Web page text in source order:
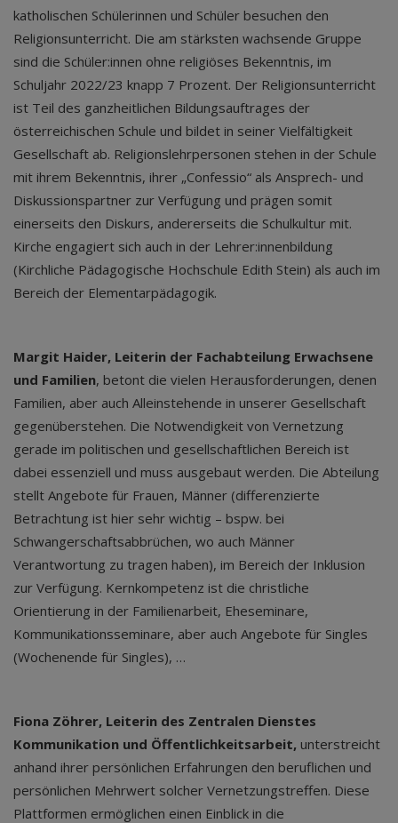
katholischen Schülerinnen und Schüler besuchen den
Religionsunterricht. Die am stärksten wachsende Gruppe
sind die Schüler:innen ohne religiöses Bekenntnis, im
Schuljahr 2022/23 knapp 7 Prozent. Der Religionsunterricht
ist Teil des ganzheitlichen Bildungsauftrages der
österreichischen Schule und bildet in seiner Vielfältigkeit
Gesellschaft ab. Religionslehrpersonen stehen in der Schule
mit ihrem Bekenntnis, ihrer „Confessio“ als Ansprech- und
Diskussionspartner zur Verfügung und prägen somit
einerseits den Diskurs, andererseits die Schulkultur mit.
Kirche engagiert sich auch in der Lehrer:innenbildung
(Kirchliche Pädagogische Hochschule Edith Stein) als auch im
Bereich der Elementarpädagogik.
Margit Haider, Leiterin der Fachabteilung Erwachsene
und Familien, betont die vielen Herausforderungen, denen
Familien, aber auch Alleinstehende in unserer Gesellschaft
gegenüberstehen. Die Notwendigkeit von Vernetzung
gerade im politischen und gesellschaftlichen Bereich ist
dabei essenziell und muss ausgebaut werden. Die Abteilung
stellt Angebote für Frauen, Männer (differenzierte
Betrachtung ist hier sehr wichtig – bspw. bei
Schwangerschaftsabbrüchen, wo auch Männer
Verantwortung zu tragen haben), im Bereich der Inklusion
zur Verfügung. Kernkompetenz ist die christliche
Orientierung in der Familienarbeit, Eheseminare,
Kommunikationsseminare, aber auch Angebote für Singles
(Wochenende für Singles), …
Fiona Zöhrer, Leiterin des Zentralen Dienstes
Kommunikation und Öffentlichkeitsarbeit, unterstreicht
anhand ihrer persönlichen Erfahrungen den beruflichen und
persönlichen Mehrwert solcher Vernetzungstreffen. Diese
Plattformen ermöglichen einen Einblick in die